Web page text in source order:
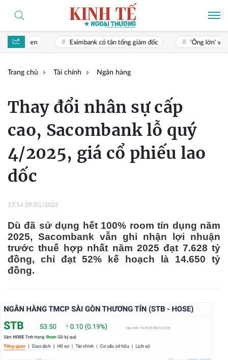
Eximbank có tân tổng giám đốc 'Ông lớn' vật liệu xây dựng
Trang chủ Tài chính Ngân hàng
Thay đổi nhân sự cấp
cao, Sacombank lỗ quý
4/2025, giá cổ phiếu lao
dốc
17:14 09/01/2026
Dù đã sử dụng hết 100% room tín dụng năm
2025, Sacombank vẫn ghi nhận lợi nhuận
trước thuế hợp nhất năm 2025 đạt 7.628 tỷ
đồng, chỉ đạt 52% kế hoạch là 14.650 tỷ
đồng.